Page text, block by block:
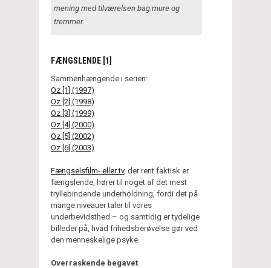
mening med tilværelsen bag mure og
tremmer.
FÆNGSLENDE [1]
Sammenhængende i serien:
Oz [1] (1997)
Oz [2] (1998)
Oz [3] (1999)
Oz [4] (2000)
Oz [5] (2002)
Oz [6] (2003)
Fængselsfilm- eller tv, der rent faktisk er
fængslende, hører til noget af det mest
tryllebindende underholdning, fordi det på
mange niveauer taler til vores
underbevidsthed – og samtidig er tydelige
billeder på, hvad frihedsberøvelse gør ved
den menneskelige psyke.
Overraskende begavet